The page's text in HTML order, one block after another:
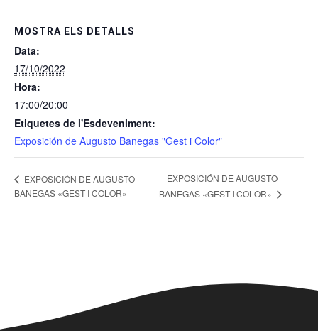
MOSTRA ELS DETALLS
Data:
17/10/2022
Hora:
17:00/20:00
Etiquetes de l'Esdeveniment:
Exposición de Augusto Banegas "Gest i Color"
EXPOSICIÓN DE AUGUSTO
BANEGAS «GEST I COLOR»
EXPOSICIÓN DE AUGUSTO
BANEGAS «GEST I COLOR»